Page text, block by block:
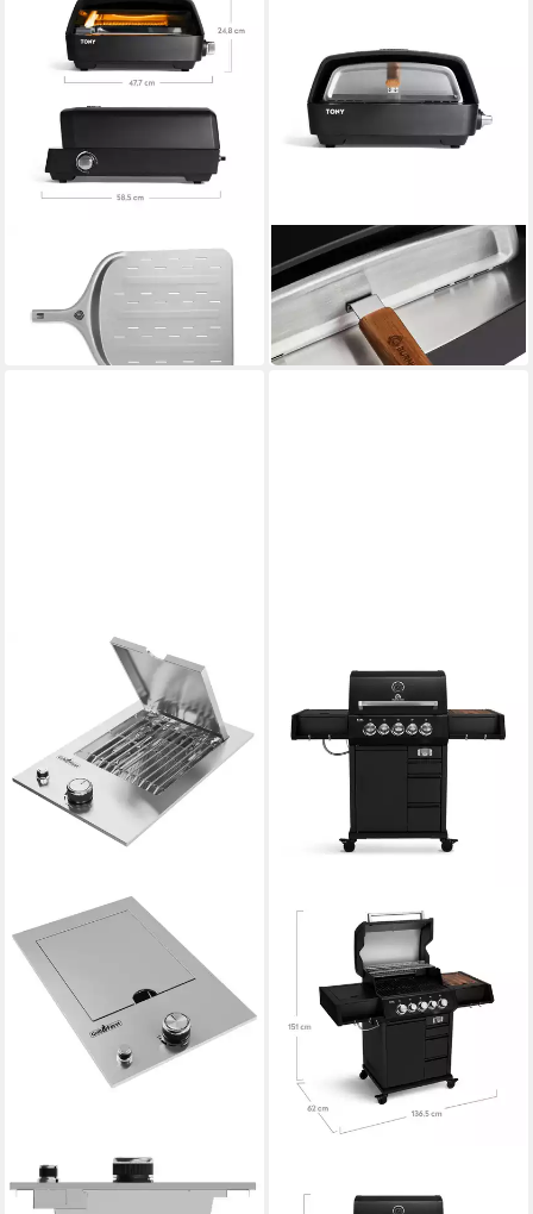
Gas-Pizzaofen
345,00 €
17,14 € mtl. in 24 Raten
in 4-5 Werktagen bei dir
BURNHARD®
Gas-Pizzaofen
44,90 €
in 4-5 Werktagen bei dir
GRILLFÜRST
Gasgrill EARL 3-Brenner